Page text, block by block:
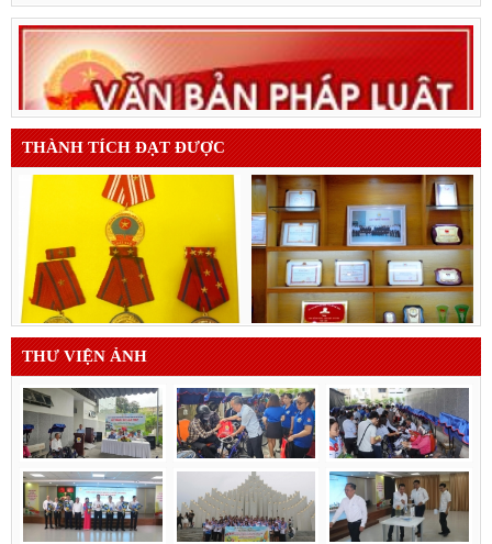
THÀNH TÍCH ĐẠT ĐƯỢC
THƯ VIỆN ẢNH